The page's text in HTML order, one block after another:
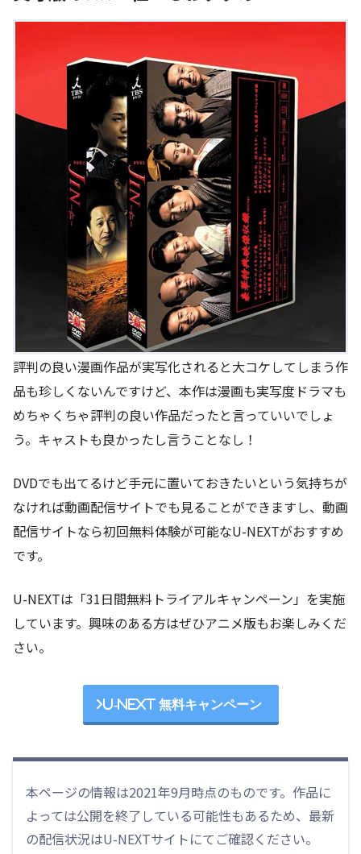
評判の良い漫画作品が実写化されると大コケしてしまう作
品も珍しくないんですけど、本作は漫画も実写度ドラマも
めちゃくちゃ評判の良い作品だったと言っていいでしょ
う。キャストも良かったし言うことなし！
DVDでも出てるけど手元に置いておきたいという気持ちが
なければ動画配信サイトでも見ることができますし、動画
配信サイトなら初回無料体験が可能なU-NEXTがおすすめ
です。
U-NEXTは「31日間無料トライアルキャンペーン」を実施
しています。興味のある方はぜひアニメ版もお楽しみくだ
さい。
U-NEXT 無料キャンペーン
本ページの情報は2021年9月時点のものです。作品に
よっては公開を終了している可能性もあるため、最新
の配信状況はU-NEXTサイトにてご確認ください。